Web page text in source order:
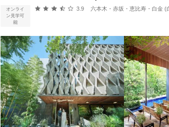
オンライ
ン見学可
能
口コミ評価
3.9 六本木・赤坂・恵比寿・白金 (白金台